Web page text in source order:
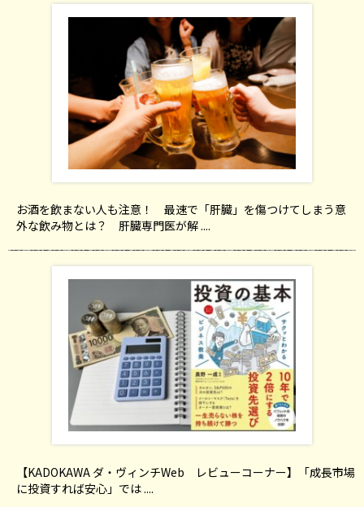
お酒を飲まない人も注意！ 最速で「肝臓」を傷つけてしまう意
外な飲み物とは？ 肝臓専門医が解 ....
【KADOKAWA ダ・ヴィンチWeb レビューコーナー】「成長市場
に投資すれば安心」では ....